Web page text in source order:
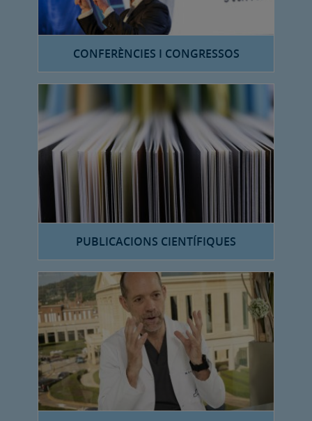
CONFERÈNCIES I CONGRESSOS
PUBLICACIONS CIENTÍFIQUES